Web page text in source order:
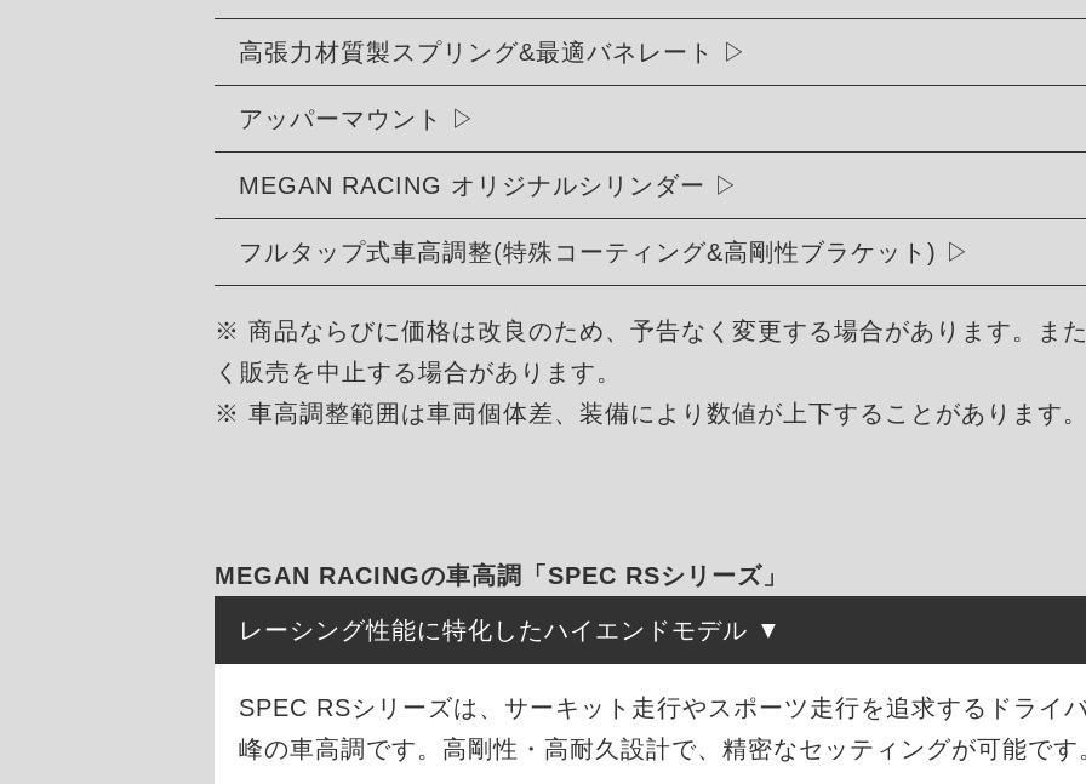
高張力材質製スプリング&最適バネレート
アッパーマウント
MEGAN RACING オリジナルシリンダー
フルタップ式車高調整(特殊コーティング&高剛性ブラケット)
※ 商品ならびに価格は改良のため、予告なく変更する場合があります。ま
く販売を中止する場合があります。
※ 車高調整範囲は車両個体差、装備により数値が上下することがあります
MEGAN RACINGの車高調「SPEC RSシリーズ」
レーシング性能に特化したハイエンドモデル
SPEC RSシリーズは、サーキット走行やスポーツ走行を追求するドライ
峰の車高調です。高剛性・高耐久設計で、精密なセッティングが可能です